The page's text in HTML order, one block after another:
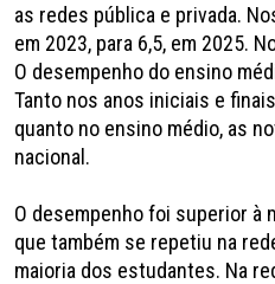
as redes pública e privada.
em 2023, para 6,5, em 2025.
O desempenho do ensino
Tanto nos anos iniciais e
quanto no ensino médio, as
nacional.
O desempenho foi superior à
que também se repetiu na
maioria dos estudantes. Na